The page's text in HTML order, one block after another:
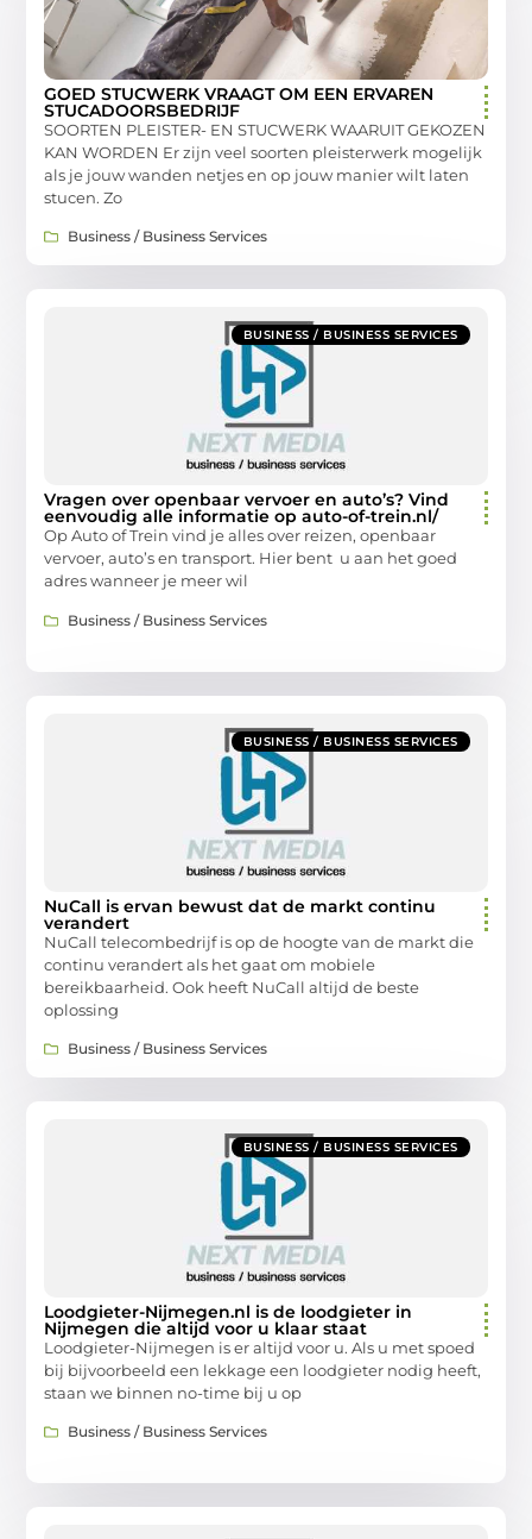
GOED STUCWERK VRAAGT OM EEN ERVAREN
STUCADOORSBEDRIJF
SOORTEN PLEISTER- EN STUCWERK WAARUIT GEKOZEN
KAN WORDEN Er zijn veel soorten pleisterwerk mogelijk
als je jouw wanden netjes en op jouw manier wilt laten
stucen. Zo
Business / Business Services
BUSINESS / BUSINESS SERVICES
Vragen over openbaar vervoer en auto’s? Vind
eenvoudig alle informatie op auto-of-trein.nl/
Op Auto of Trein vind je alles over reizen, openbaar
vervoer, auto’s en transport. Hier bent u aan het goed
adres wanneer je meer wil
Business / Business Services
BUSINESS / BUSINESS SERVICES
NuCall is ervan bewust dat de markt continu
verandert
NuCall telecombedrijf is op de hoogte van de markt die
continu verandert als het gaat om mobiele
bereikbaarheid. Ook heeft NuCall altijd de beste
oplossing
Business / Business Services
BUSINESS / BUSINESS SERVICES
Loodgieter-Nijmegen.nl is de loodgieter in
Nijmegen die altijd voor u klaar staat
Loodgieter-Nijmegen is er altijd voor u. Als u met spoed
bij bijvoorbeeld een lekkage een loodgieter nodig heeft,
staan we binnen no-time bij u op
Business / Business Services